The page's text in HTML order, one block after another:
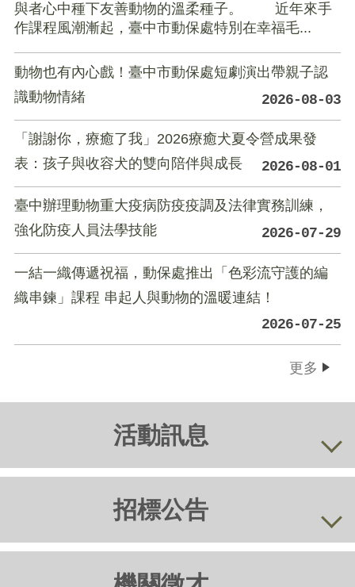
與者心中種下友善動物的溫柔種子。 近年來手
作課程風潮漸起，臺中市動保處特別在幸福毛...
動物也有內心戲！臺中市動保處短劇演出帶親子認
識動物情緒
2026-08-03
「謝謝你，療癒了我」2026療癒犬夏令營成果發
表：孩子與收容犬的雙向陪伴與成長
2026-08-01
臺中辦理動物重大疫病防疫疫調及法律實務訓練，
強化防疫人員法學技能
2026-07-29
一結一織傳遞祝福，動保處推出「色彩流守護的編
織串鍊」課程 串起人與動物的溫暖連結！
2026-07-25
更多
活動訊息
招標公告